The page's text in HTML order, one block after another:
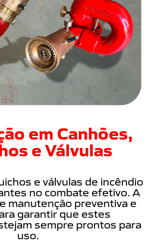
em Canhões,
e Válvulas
e válvulas de incêndio
no combate efetivo. A
manutenção preventiva e
garantir que estes
sempre prontos para
uso.